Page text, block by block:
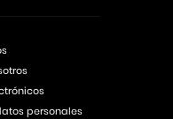
personales